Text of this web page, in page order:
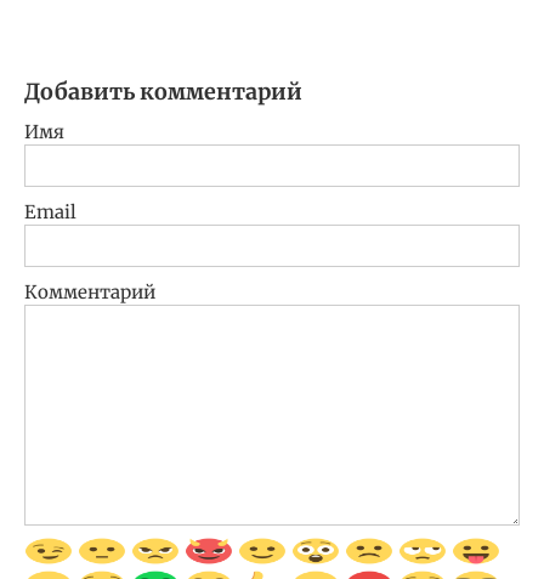
Добавить комментарий
Имя
Email
Комментарий